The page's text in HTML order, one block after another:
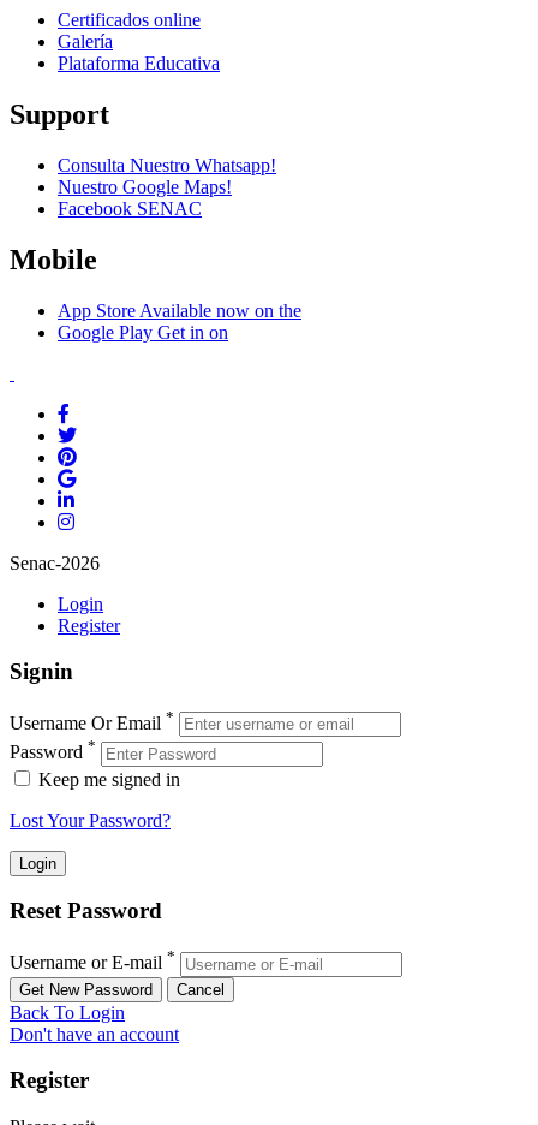
Certificados online
Galería
Plataforma Educativa
Support
Consulta Nuestro Whatsapp!
Nuestro Google Maps!
Facebook SENAC
Mobile
App Store Available now on the
Google Play Get in on
Senac-2026
Login
Register
Signin
Username Or Email *
Password *
Keep me signed in
Lost Your Password?
Reset Password
Username or E-mail *
Back To Login
Don't have an account
Register